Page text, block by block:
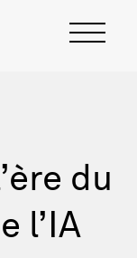
du
l’IA